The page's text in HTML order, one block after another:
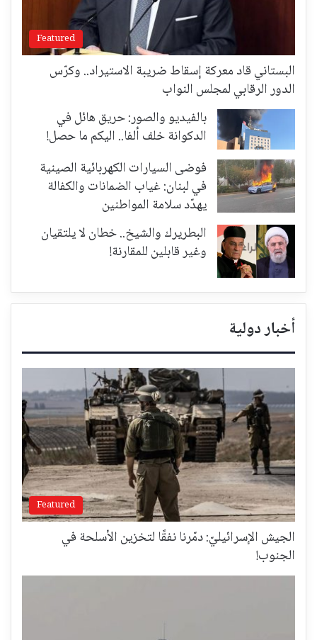
Featured
البستاني قاد معركة إسقاط ضريبة الاستيراد.. وكرّس
الدور الرقابي لمجلس النواب
بالفيديو والصور: حريق هائل في
الدكوانة خلف ألفا.. اليكم ما حصل!
فوضى السيارات الكهربائية الصينية
في لبنان: غياب الضمانات والكفالة
يهدّد سلامة المواطنين
البطريرك والشيخ.. خطان لا يلتقيان
وغير قابلين للمقارنة!
أخبار دولية
Featured
الجيش الإسرائيليّ: دمّرنا نفقًا لتخزين الأسلحة في
الجنوب!